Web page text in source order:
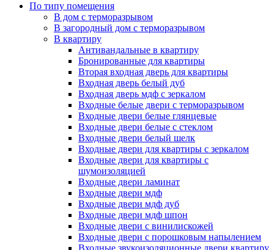
По типу помещения
В дом с терморазрывом
В загородный дом с терморазрывом
В квартиру
Антивандальные в квартиру
Бронированные для квартиры
Вторая входная дверь для квартиры
Входная дверь белый дуб
Входная дверь мдф с зеркалом
Входные белые двери с терморазрывом
Входные двери белые глянцевые
Входные двери белые с стеклом
Входные двери белый шелк
Входные двери для квартиры с зеркалом
Входные двери для квартиры с
шумоизоляцией
Входные двери ламинат
Входные двери мдф
Входные двери мдф дуб
Входные двери мдф шпон
Входные двери с винилискожей
Входные двери с порошковым напылением
Входные звукоизоляционные двери квартиру